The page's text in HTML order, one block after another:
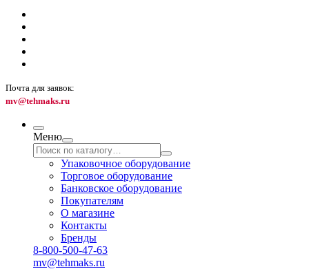
Почта для заявок:
mv@tehmaks.ru
Меню
Упаковочное оборудование
Торговое оборудование
Банковское оборудование
Покупателям
О магазине
Контакты
Бренды
8-800-500-47-63
mv@tehmaks.ru